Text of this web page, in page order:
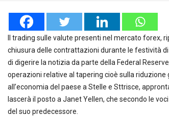
o
r
e
x
Il trading sulle valute presenti nel mercato forex,
chiusura delle contrattazioni durante le festività di
di digerire la notizia da parte della Federal
operazioni relative al tapering cioè sulla
all’economia del paese a Stelle e Sttrisce,
lascerà il posto a Janet Yellen, che secondo le
del suo predecessore.